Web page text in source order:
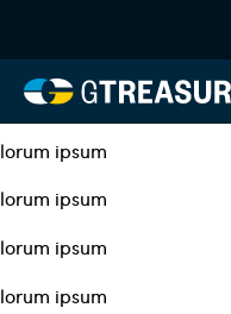
lorum ipsum
lorum ipsum
lorum ipsum
lorum ipsum
lorum ipsum